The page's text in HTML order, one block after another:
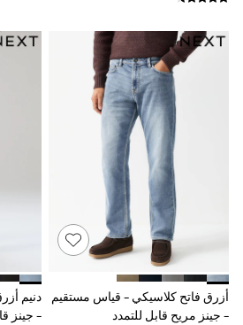
Swimwear
Sun Hats & Caps
Mens' Holiday Shop
Occasionwear
Shirts
Linen Collection
Polo Shirts
Tops & T-Shirts
Trousers & Chinos
Jeans
Sandals
Shorts
Swimwear
Hats & Caps
Vests
Sunglasses
Beach Towels
أزرق فاتح كلاسيكي - قياس مستقيم
- جينز مريح قابل للتمدد
دنيم
- جينز